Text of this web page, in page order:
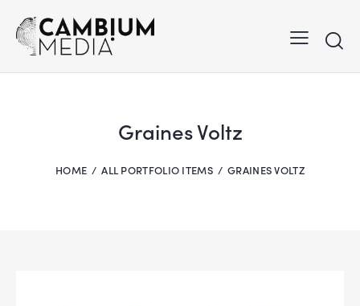
Graines Voltz
HOME ALL PORTFOLIO ITEMS GRAINES VOLTZ